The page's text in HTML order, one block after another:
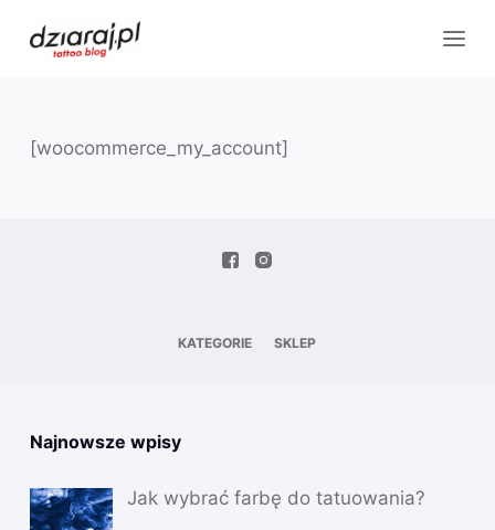
[woocommerce_my_account]
KATEGORIE SKLEP
Najnowsze wpisy
Jak wybrać farbę do tatuowania?